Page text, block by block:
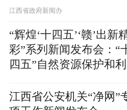
续擦亮江西林改品牌 走
布会
江西省政府新闻办
“辉煌‘十四五’‘赣’出新
彩”系列新闻发布会：“
四五”自然资源保护和
江西省公安机关“净网”